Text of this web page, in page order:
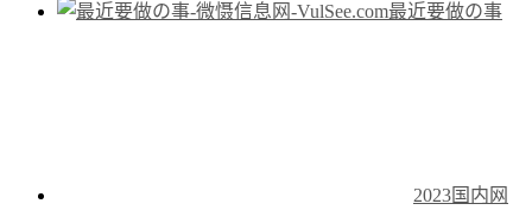
最近要做の事
2023国内网